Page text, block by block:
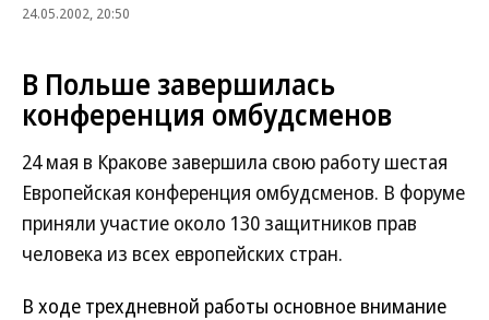
24.05.2002, 20:50
В Польше завершилась
конференция омбудсменов
24 мая в Кракове завершила свою работу шестая
Европейская конференция омбудсменов. В форуме
приняли участие около 130 защитников прав
человека из всех европейских стран.
В ходе трехдневной работы основное внимание